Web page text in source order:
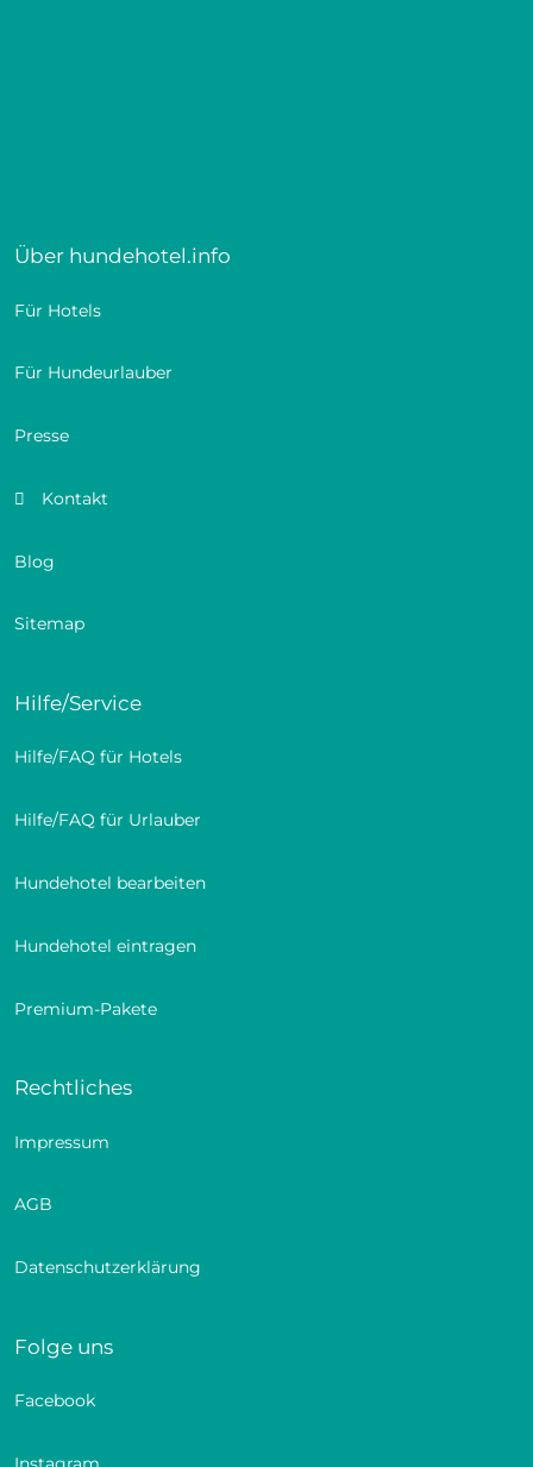
Über hundehotel.info
Für Hotels
Für Hundeurlauber
Presse
Kontakt
Blog
Sitemap
Hilfe/Service
Hilfe/FAQ für Hotels
Hilfe/FAQ für Urlauber
Hundehotel bearbeiten
Hundehotel eintragen
Premium-Pakete
Rechtliches
Impressum
AGB
Datenschutzerklärung
Folge uns
Facebook